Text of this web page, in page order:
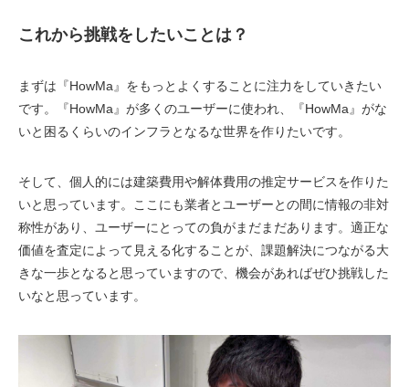
これから挑戦をしたいことは？
まずは『HowMa』をもっとよくすることに注力をしていきたい
です。『HowMa』が多くのユーザーに使われ、『HowMa』がな
いと困るくらいのインフラとなるな世界を作りたいです。
そして、個人的には建築費用や解体費用の推定サービスを作りた
いと思っています。ここにも業者とユーザーとの間に情報の非対
称性があり、ユーザーにとっての負がまだまだあります。適正な
価値を査定によって見える化することが、課題解決につながる大
きな一歩となると思っていますので、機会があればぜひ挑戦した
いなと思っています。